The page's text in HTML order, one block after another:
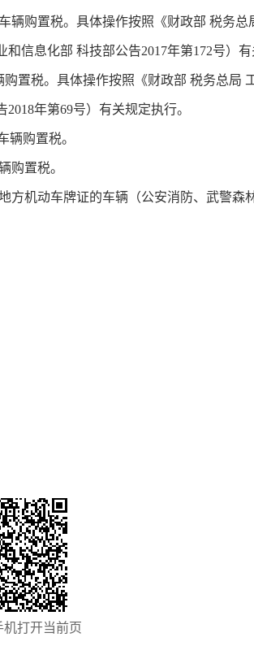
购置税。具体操作按照《财政部 税务总
信息化部 科技部公告2017年第172号）有
置税。具体操作按照《财政部 税务总局
年第69号）有关规定执行。
购置税。
购置税。
机动车牌证的车辆（公安消防、武警森
打开当前页